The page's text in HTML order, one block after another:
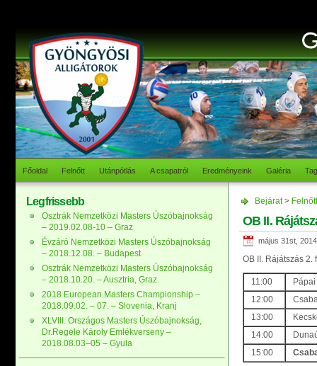
Főoldal Felnőtt Utánpótlás A csapatról Eredményeink Galéria
Bejárat> Felnőtt
OB II.
május 31st, 2014
OB II. Rájátszás 2.
11:00
12:00
13:00
14:00
15:00
Legfrissebb
Osztrák Nemzetközi Masters Úszóbajnokság
– 2019.02.08-10 – Graz
Évzáró Nemzetközi Masters Úszóbajnokság
– 2018.12.08. – Budapest
Osztrák Nemzetközi Masters Úszóbajnokság
– 2018.10.20. – Ausztria, Graz
2018 European Masters Championship –
2018.09.02. – 07. – Slovenia, Kranj
XLVIII. Országos Masters Úszóbajnokság,
Dr.Regele Károly Emlékverseny –
2018.08.03–05 – Gyula